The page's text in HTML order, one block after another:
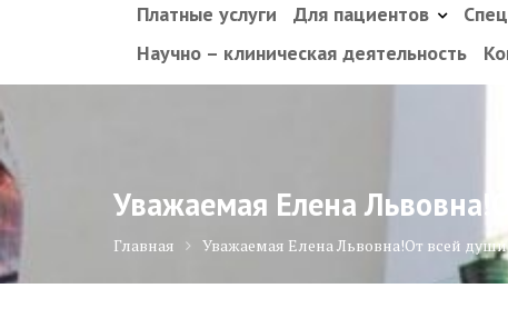
Платные услуги
Для пациентов
Научно – клиническая деятельность
Уважаемая Елена
Главная Уважаемая Елена Львовна!От всей души